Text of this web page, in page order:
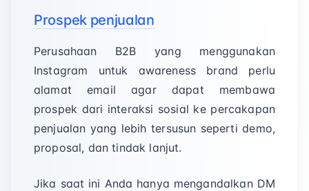
Prospek penjualan
Perusahaan B2B yang menggunakan
Instagram untuk awareness brand perlu
alamat email agar dapat membawa
prospek dari interaksi sosial ke percakapan
penjualan yang lebih tersusun seperti demo,
proposal, dan tindak lanjut.
Jika saat ini Anda hanya mengandalkan DM